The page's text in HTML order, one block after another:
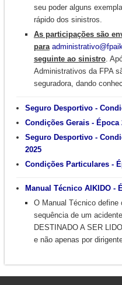
seu poder alguns
rápido dos sinistros.
As participações são
para
seguinte ao sinistro.
Administrativos da FPA
seguradora, dando
Seguro Desportivo -
Condições Gerais - Época
Seguro Desportivo -
2025
Condições Particulares -
Manual Técnico AIKIDO -
O Manual Técnico define
sequência de um
DESTINADO A SER
e não apenas por